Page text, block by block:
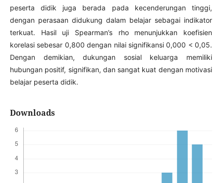
peserta didik juga berada pada kecenderungan tinggi,
dengan perasaan didukung dalam belajar sebagai indikator
terkuat. Hasil uji Spearman’s rho menunjukkan koefisien
korelasi sebesar 0,800 dengan nilai signifikansi 0,000 < 0,05.
Dengan demikian, dukungan sosial keluarga memiliki
hubungan positif, signifikan, dan sangat kuat dengan motivasi
belajar peserta didik.
Downloads